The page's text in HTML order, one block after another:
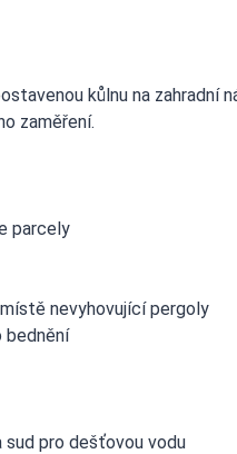
kůlnu na zahradní
zaměření.
parcely
nevyhovující pergoly
bednění
sud pro dešťovou vodu